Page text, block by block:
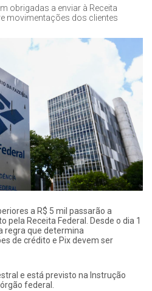
obrigadas a enviar à Receita
movimentações dos clientes
a R$ 5 mil passarão a
pela Receita Federal. Desde o dia 1
regra que determina
de crédito e Pix devem ser
e está previsto na Instrução
federal.